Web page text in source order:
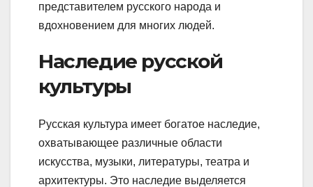
представителем русского народа и
вдохновением для многих людей.
Наследие русской
культуры
Русская культура имеет богатое наследие,
охватывающее различные области
искусства, музыки, литературы, театра и
архитектуры. Это наследие выделяется